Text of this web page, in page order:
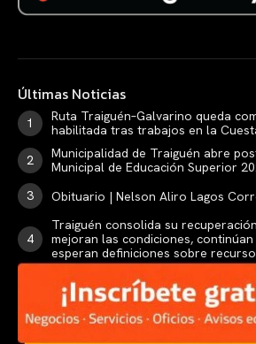
Últimas Noticias
Ruta Traiguén–Galvarino queda
habilitada tras trabajos en la
Municipalidad de Traiguén abre
Municipal de Educación Superior
Obituario | Nelson Aliro Lagos
Traiguén consolida su
mejoran las condiciones,
esperan definiciones sobre